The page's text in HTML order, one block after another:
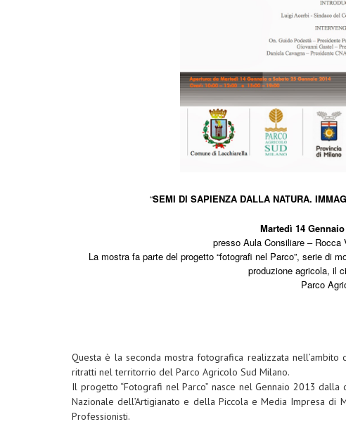
“SEMI DI SAPIENZA DALLA NATURA.
Martedì 14 Gennaio
presso Aula Consiliare –
La mostra fa parte del progetto “fotografi nel Parco”, serie di
produzione agricola, il
Parco
Questa è la seconda mostra fotografica realizzata
ritratti nel territorrio del Parco Agricolo Sud Milano.
Il progetto “Fotografi nel Parco” nasce nel Gennaio 2013
Nazionale dell’Artigianato e della Piccola e Media Impresa di
Professionisti.